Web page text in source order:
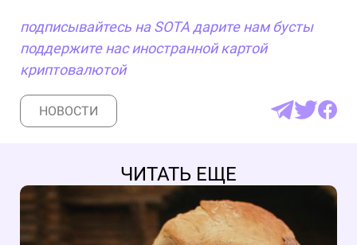
подписывайтесь на SOTA дарите нам бусты
поддержите нас иностранной картой
криптовалютой
НОВОСТИ
ЧИТАТЬ ЕЩЕ